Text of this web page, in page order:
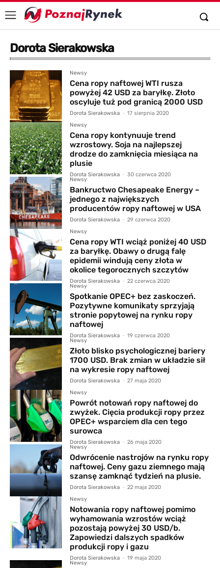
Dorota Sierakowska
Newsy
Cena ropy naftowej WTI rusza
powyżej 42 USD za baryłkę. Złoto
oscyluje tuż pod granicą 2000 USD
Dorota Sierakowska - 17 sierpnia 2020
Newsy
Cena ropy kontynuuje trend
wzrostowy. Soja na najlepszej
drodze do zamknięcia miesiąca na
plusie
Dorota Sierakowska - 30 czerwca 2020
Newsy
Bankructwo Chesapeake Energy –
jednego z największych
producentów ropy naftowej w USA
Dorota Sierakowska - 29 czerwca 2020
Newsy
Cena ropy WTI wciąż poniżej 40 USD
za baryłkę. Obawy o drugą falę
epidemii windują ceny złota w
okolice tegorocznych szczytów
Dorota Sierakowska - 22 czerwca 2020
Newsy
Spotkanie OPEC+ bez zaskoczeń.
Pozytywne komunikaty sprzyjają
stronie popytowej na rynku ropy
naftowej
Dorota Sierakowska - 19 czerwca 2020
Newsy
Złoto blisko psychologicznej bariery
1700 USD. Brak zmian w układzie sił
na wykresie ropy naftowej
Dorota Sierakowska - 27 maja 2020
Newsy
Powrót notowań ropy naftowej do
zwyżek. Cięcia produkcji ropy przez
OPEC+ wsparciem dla cen tego
surowca
Dorota Sierakowska - 26 maja 2020
Newsy
Odwrócenie nastrojów na rynku ropy
naftowej. Ceny gazu ziemnego mają
szansę zamknąć tydzień na plusie.
Dorota Sierakowska - 22 maja 2020
Newsy
Notowania ropy naftowej pomimo
wyhamowania wzrostów wciąż
pozostają powyżej 30 USD/b.
Zapowiedzi dalszych spadków
produkcji ropy i gazu
Dorota Sierakowska - 19 maja 2020
Newsy